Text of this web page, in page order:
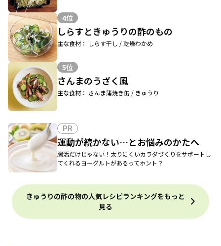
4位
しらすときゅうりの酢のもの
主な食材： しらす干し / 乾燥わかめ
5位
さんまのうざく風
主な食材： さんま蒲焼き缶 / きゅうり
PR
運動が続かない…とお悩みのかたへ
腸活だけじゃない！太りにくいカラダづくりをサポートし
てくれるヨーグルトがあるってホント？
きゅうりの酢の物の人気レシピランキングをもっと
見る